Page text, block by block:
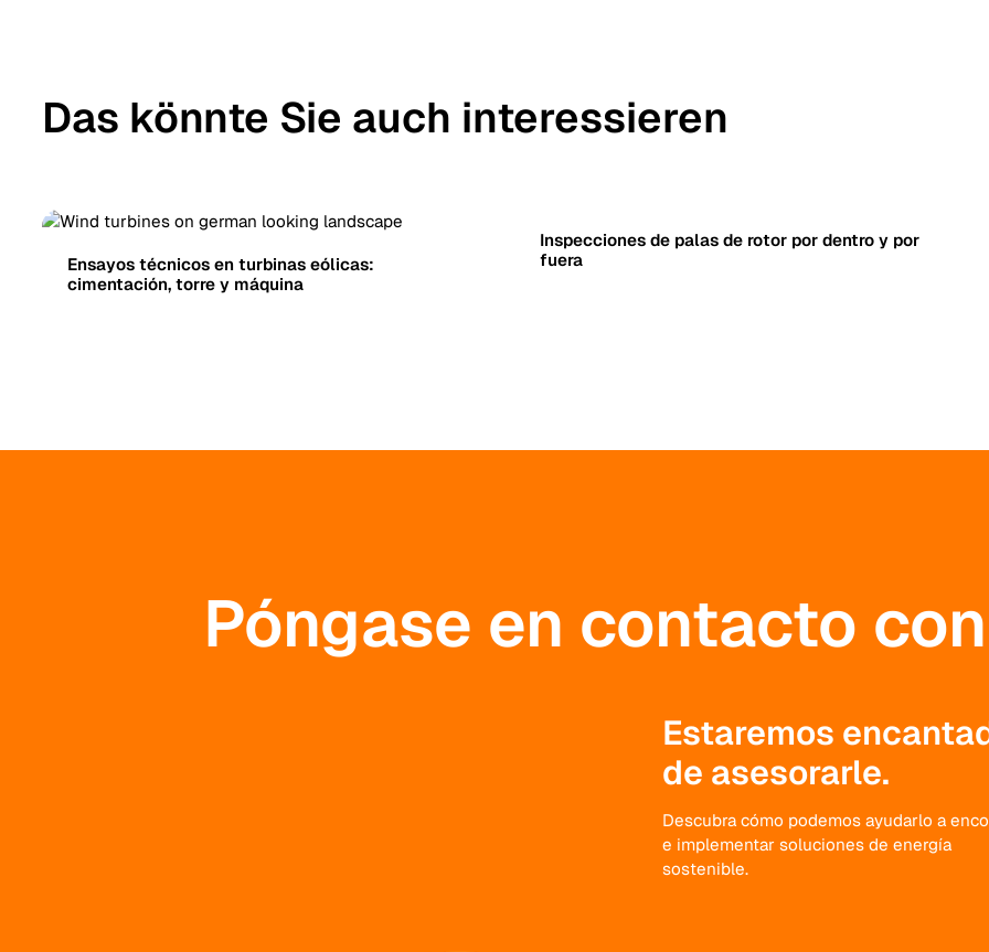
Das könnte Sie auch interessieren
Ensayos técnicos en turbinas eólicas:
cimentación, torre y máquina
Inspecciones de palas de rotor por dentro y por
fuera
Póngase en contacto
Estaremos
de asesorarle.
Descubra cómo podemos ayudarlo a
e implementar soluciones de energía
sostenible.